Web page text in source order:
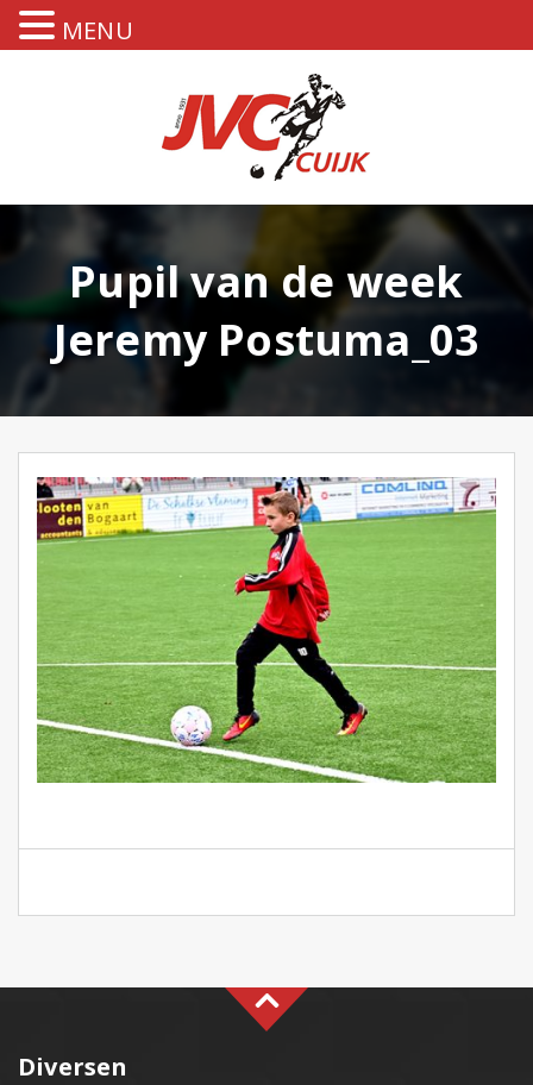
Pupil van de week
Jeremy Postuma_03
Diversen
MENU